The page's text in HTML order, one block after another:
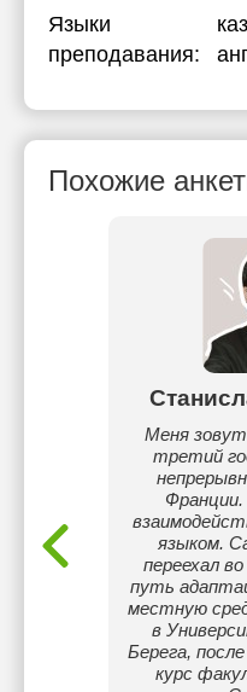
Языки
преподавания:
Похожие
Меня
третий
языком.
переехал
путь
местную
в
Берега,
курс